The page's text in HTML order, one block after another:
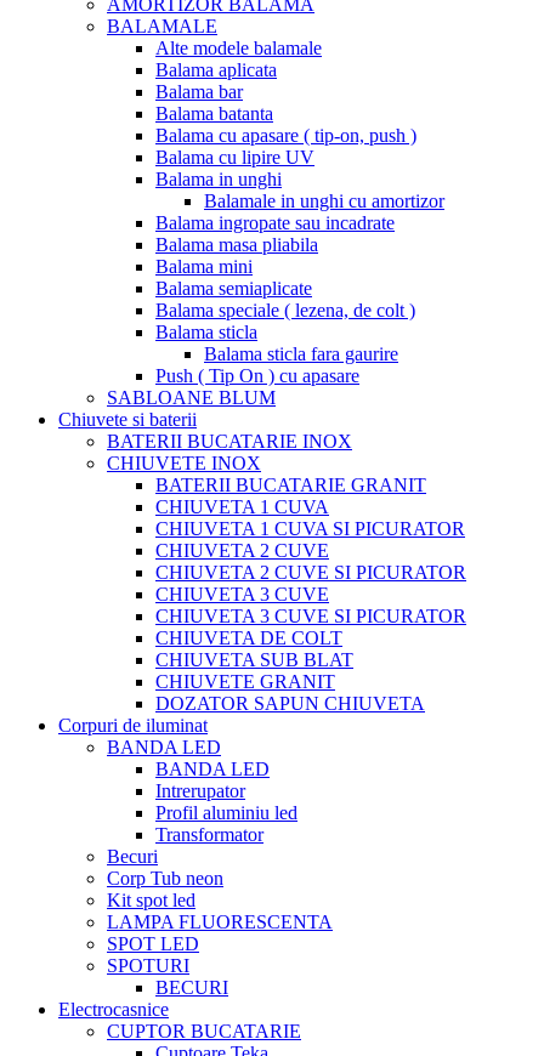
BALAMALE
Alte modele balamale
Balama aplicata
Balama bar
Balama batanta
Balama cu apasare ( tip-on, push )
Balama cu lipire UV
Balama in unghi
Balamale in unghi cu amortizor
Balama ingropate sau incadrate
Balama masa pliabila
Balama mini
Balama semiaplicate
Balama speciale ( lezena, de colt )
Balama sticla
Balama sticla fara gaurire
Push ( Tip On ) cu apasare
SABLOANE BLUM
Chiuvete si baterii
BATERII BUCATARIE INOX
CHIUVETE INOX
BATERII BUCATARIE GRANIT
CHIUVETA 1 CUVA
CHIUVETA 1 CUVA SI PICURATOR
CHIUVETA 2 CUVE
CHIUVETA 2 CUVE SI PICURATOR
CHIUVETA 3 CUVE
CHIUVETA 3 CUVE SI PICURATOR
CHIUVETA DE COLT
CHIUVETA SUB BLAT
CHIUVETE GRANIT
DOZATOR SAPUN CHIUVETA
Corpuri de iluminat
BANDA LED
BANDA LED
Intrerupator
Profil aluminiu led
Transformator
Becuri
Corp Tub neon
Kit spot led
LAMPA FLUORESCENTA
SPOT LED
SPOTURI
BECURI
Electrocasnice
CUPTOR BUCATARIE